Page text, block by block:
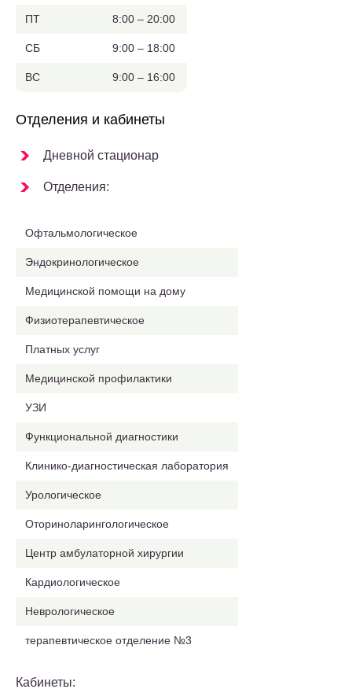
ПТ 8:00 – 20:00
СБ 9:00 – 18:00
ВС 9:00 – 16:00
Отделения и кабинеты
Дневной стационар
Отделения:
Офтальмологическое
Эндокринологическое
Медицинской помощи на дому
Физиотерапевтическое
Платных услуг
Медицинской профилактики
УЗИ
Функциональной диагностики
Клинико-диагностическая лаборатория
Урологическое
Оториноларингологическое
Центр амбулаторной хирургии
Кардиологическое
Неврологическое
терапевтическое отделение №3
Кабинеты: